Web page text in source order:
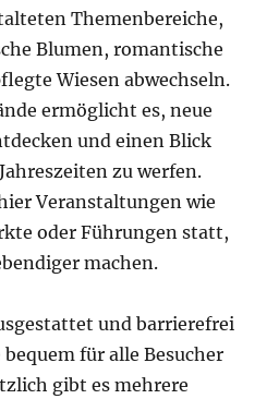
Themenbereiche,
Blumen, romantische
Wiesen abwechseln.
ermöglicht es, neue
und einen Blick
zu werfen.
Veranstaltungen wie
oder Führungen statt,
machen.
und barrierefrei
für alle Besucher
gibt es mehrere